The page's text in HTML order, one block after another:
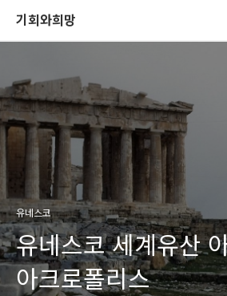
기회와희망
유네스코
유네스코 세계유산
아크로폴리스